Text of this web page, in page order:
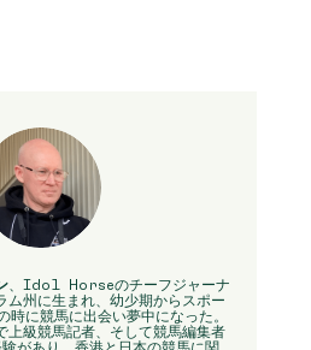
、Idol Horseのチーフジャーナ
ム州に生まれ、幼少期からスポー
時に競馬に出会い夢中になった。
上級競馬記者、そして競馬編集者